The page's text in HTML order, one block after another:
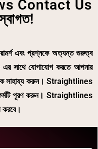
Contact Us
এবং প্রশ্নকে অত্যন্ত গুরুত্ব
সাথে যোগাযোগ করতে আপনার
সাহায্য করুন। Straightlines
পূরণ করুন। Straightlines